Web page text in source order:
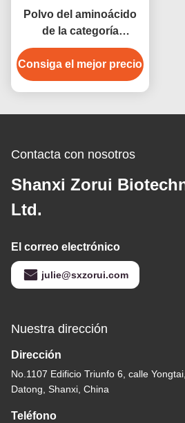
Polvo del aminoácido
de la categoría
alimenticia de L-
Arginina HCl CAS 1119-
34-2 para los productos
nutrición de los
Consiga el mejor precio
Contacta con nosotros
Shanxi Zorui
Ltd.
El correo electrónico
julie@sxzorui.com
Nuestra dirección
Dirección
No.1107 Edificio Triunfo 6, calle
Datong, Shanxi, China
Teléfono